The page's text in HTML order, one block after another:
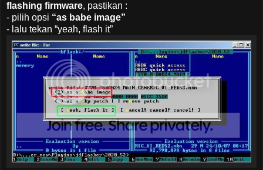
flashing firmware, pastikan :
- pilih opsi “as babe image”
- lalu tekan “yeah, flash it”